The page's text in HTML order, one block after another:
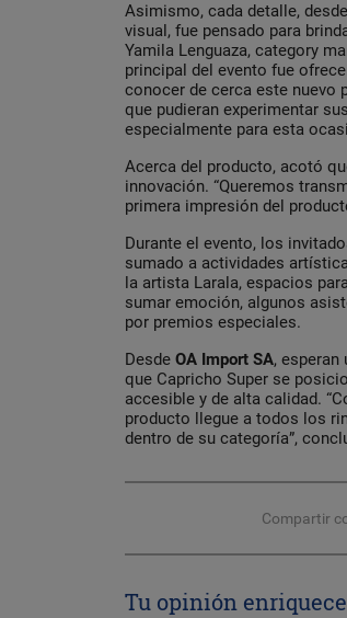
Asimismo, cada detalle,
visual, fue pensado para
Yamila Lenguaza, category
principal del evento fue
conocer de cerca este nuevo
que pudieran experimentar
especialmente para esta
Acerca del producto, acotó
innovación. “Queremos
primera impresión del
Durante el evento, los
sumado a actividades
la artista Larala, espacios
sumar emoción, algunos
por premios especiales.
Desde OA Import SA,
que Capricho Super se
accesible y de alta calidad.
producto llegue a todos los
dentro de su categoría”,
Compartir
Tu opinión